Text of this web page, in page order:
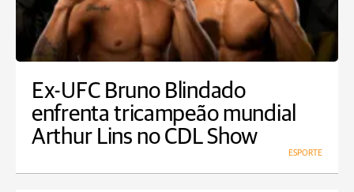
Ex-UFC Bruno Blindado
enfrenta tricampeão mundial
Arthur Lins no CDL Show
ESPORTE